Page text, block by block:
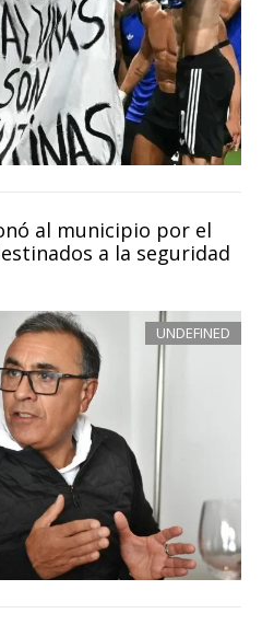
al municipio por el
a la seguridad
UNDEFINED